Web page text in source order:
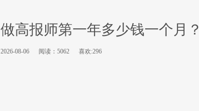
做高报师第一年多少钱一个月？
2026-08-06 阅读：5062 喜欢:296